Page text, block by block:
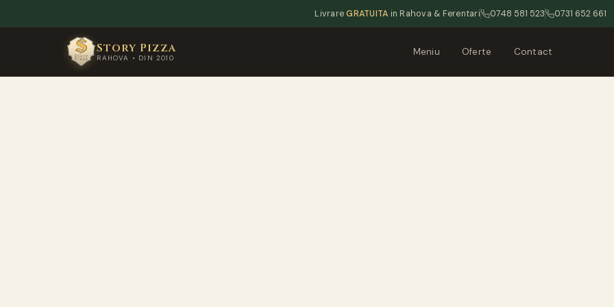
LivrareGRATUITA in Rahova & Ferentari 0748 581 523 0731 652 661
Story Pizza
RAHOVA • DIN 2010 Meniu Oferte Contact